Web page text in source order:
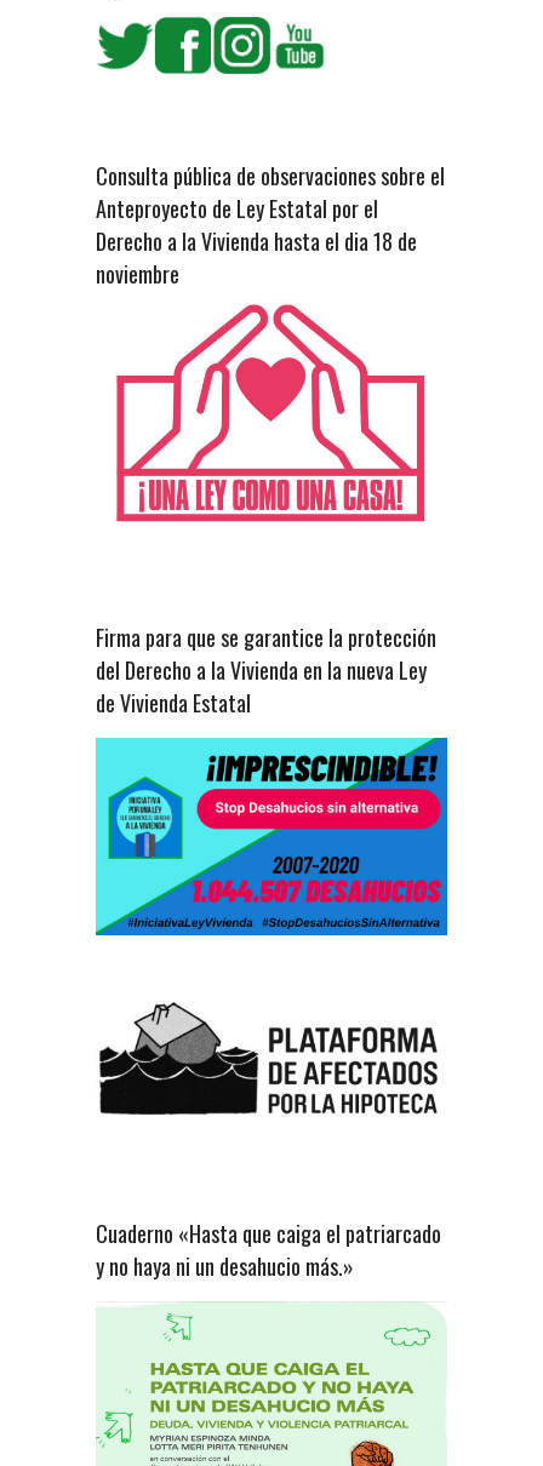
Consulta pública de observaciones sobre el
Anteproyecto de Ley Estatal por el
Derecho a la Vivienda hasta el dia 18 de
noviembre
Firma para que se garantice la protección
del Derecho a la Vivienda en la nueva Ley
de Vivienda Estatal
Cuaderno «Hasta que caiga el patriarcado
y no haya ni un desahucio más.»